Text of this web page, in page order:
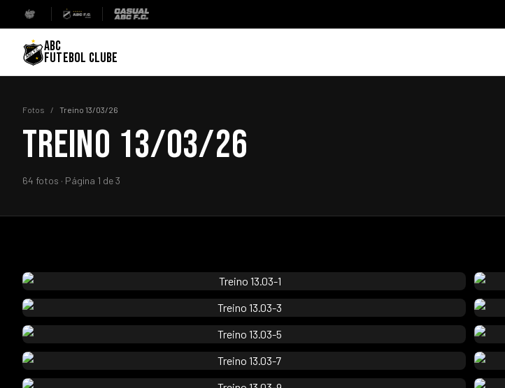
ABC
FUTEBOL CLUBE
Fotos / Treino 13/03/26
TREINO 13/03/26
64 fotos · Página 1 de 3